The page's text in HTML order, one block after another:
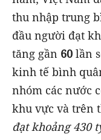
thu nhập trung
đầu người đạt
tăng gần 60 lần
kinh tế bình
nhóm các nước
khu vực và trên
đạt khoảng 430